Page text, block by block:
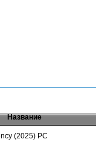
Название
(2025) PC